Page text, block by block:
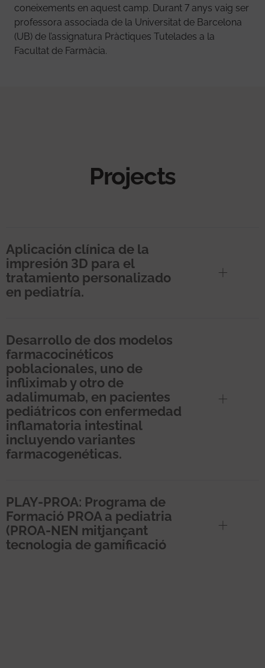
coneixements en aquest camp. Durant 7 anys vaig ser
professora associada de la Universitat de Barcelona
(UB) de l’assignatura Pràctiques Tutelades a la
Facultat de Farmàcia.
Projects
Aplicación clínica de la
impresión 3D para el
tratamiento personalizado
en pediatría.
Desarrollo de dos modelos
farmacocinéticos
poblacionales, uno de
infliximab y otro de
adalimumab, en pacientes
pediátricos con enfermedad
inflamatoria intestinal
incluyendo variantes
farmacogenéticas.
PLAY-PROA: Programa de
Formació PROA a pediatria
(PROA-NEN mitjançant
tecnologia de gamificació